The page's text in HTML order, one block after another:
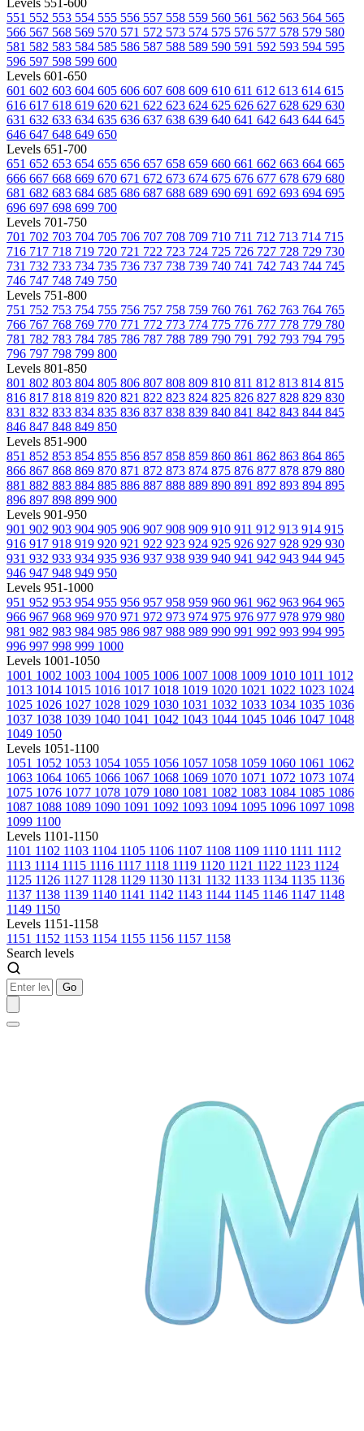
Levels 551-600
551 552 553 554 555 556 557 558 559 560 561 562 563 564 565
566 567 568 569 570 571 572 573 574 575 576 577 578 579 580
581 582 583 584 585 586 587 588 589 590 591 592 593 594 595
596 597 598 599 600
Levels 601-650
601 602 603 604 605 606 607 608 609 610 611 612 613 614 615
616 617 618 619 620 621 622 623 624 625 626 627 628 629 630
631 632 633 634 635 636 637 638 639 640 641 642 643 644 645
646 647 648 649 650
Levels 651-700
651 652 653 654 655 656 657 658 659 660 661 662 663 664 665
666 667 668 669 670 671 672 673 674 675 676 677 678 679 680
681 682 683 684 685 686 687 688 689 690 691 692 693 694 695
696 697 698 699 700
Levels 701-750
701 702 703 704 705 706 707 708 709 710 711 712 713 714 715
716 717 718 719 720 721 722 723 724 725 726 727 728 729 730
731 732 733 734 735 736 737 738 739 740 741 742 743 744 745
746 747 748 749 750
Levels 751-800
751 752 753 754 755 756 757 758 759 760 761 762 763 764 765
766 767 768 769 770 771 772 773 774 775 776 777 778 779 780
781 782 783 784 785 786 787 788 789 790 791 792 793 794 795
796 797 798 799 800
Levels 801-850
801 802 803 804 805 806 807 808 809 810 811 812 813 814 815
816 817 818 819 820 821 822 823 824 825 826 827 828 829 830
831 832 833 834 835 836 837 838 839 840 841 842 843 844 845
846 847 848 849 850
Levels 851-900
851 852 853 854 855 856 857 858 859 860 861 862 863 864 865
866 867 868 869 870 871 872 873 874 875 876 877 878 879 880
881 882 883 884 885 886 887 888 889 890 891 892 893 894 895
896 897 898 899 900
Levels 901-950
901 902 903 904 905 906 907 908 909 910 911 912 913 914 915
916 917 918 919 920 921 922 923 924 925 926 927 928 929 930
931 932 933 934 935 936 937 938 939 940 941 942 943 944 945
946 947 948 949 950
Levels 951-1000
951 952 953 954 955 956 957 958 959 960 961 962 963 964 965
966 967 968 969 970 971 972 973 974 975 976 977 978 979 980
981 982 983 984 985 986 987 988 989 990 991 992 993 994 995
996 997 998 999 1000
Levels 1001-1050
1001 1002 1003 1004 1005 1006 1007 1008 1009 1010 1011 1012
1013 1014 1015 1016 1017 1018 1019 1020 1021 1022 1023 1024
1025 1026 1027 1028 1029 1030 1031 1032 1033 1034 1035 1036
1037 1038 1039 1040 1041 1042 1043 1044 1045 1046 1047 1048
1049 1050
Levels 1051-1100
1051 1052 1053 1054 1055 1056 1057 1058 1059 1060 1061 1062
1063 1064 1065 1066 1067 1068 1069 1070 1071 1072 1073 1074
1075 1076 1077 1078 1079 1080 1081 1082 1083 1084 1085 1086
1087 1088 1089 1090 1091 1092 1093 1094 1095 1096 1097 1098
1099 1100
Levels 1101-1150
1101 1102 1103 1104 1105 1106 1107 1108 1109 1110 1111 1112
1113 1114 1115 1116 1117 1118 1119 1120 1121 1122 1123 1124
1125 1126 1127 1128 1129 1130 1131 1132 1133 1134 1135 1136
1137 1138 1139 1140 1141 1142 1143 1144 1145 1146 1147 1148
1149 1150
Levels 1151-1158
1151 1152 1153 1154 1155 1156 1157 1158
Search levels
Go